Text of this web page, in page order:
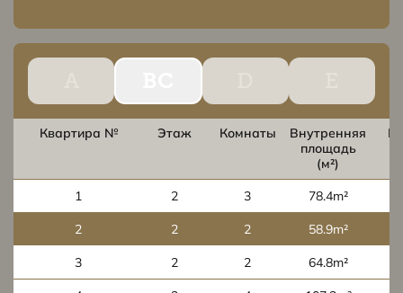
Квартира № Этаж Комнаты
Внутренняя
площадь
(м²)
1 2 3 78.4m²
2 2 2 58.9m²
3 2 2 64.8m²